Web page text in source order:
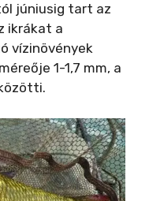
júniusig tart az
ikrákat a
vízinövények
1-1,7 mm, a